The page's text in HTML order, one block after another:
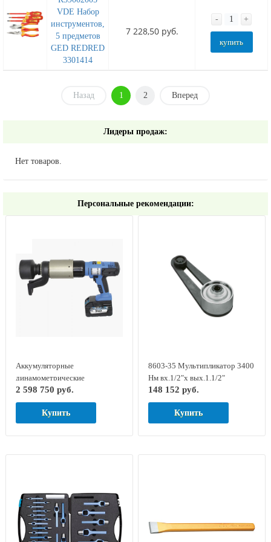
VDE Набор
инструментов,
5 предметов
GED REDRED
3301414
7 228,50 руб.
- +
купить
Назад 1 2 Вперед
Лидеры продаж:
Нет товаров.
Персональные рекомендации:
Аккумуляторные
динамометрические
гайковерты серии LOSOMAT
LDA-60
2 598 750 руб.
Купить
8603-35 Мультипликатор 3400
Нм вх.1/2"х вых.1.1/2"
DREMOPLUS GED RED
7704500
148 152 руб.
Купить